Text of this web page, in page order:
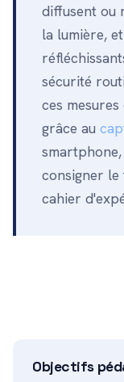
diffusent ou
la lumière,
sécurité
ces mesures
grâce au
consigner le
cahier
Objectifs